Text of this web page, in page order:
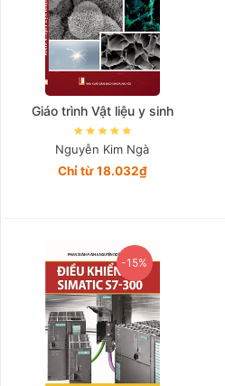
Giáo trình Vật liệu y sinh
Nguyễn Kim Ngà
Chỉ từ 18.032₫
-15%